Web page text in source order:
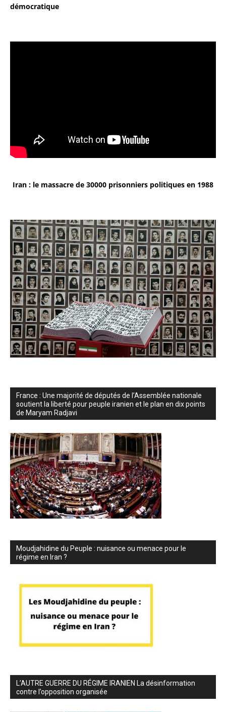
démocratique
Iran : le massacre de 30000 prisonniers politiques en 1988
France : Une majorité de députés de l’Assemblée nationale
soutient la liberté pour peuple iranien et le plan en dix points
de Maryam Radjavi
Moudjahidine du Peuple : nuisance ou menace pour le
régime en Iran ?
L’AUTRE GUERRE DU RÉGIME IRANIEN La désinformation
contre l’opposition organisée